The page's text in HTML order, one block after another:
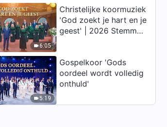
29:33
Uitspraken van Christus
‘Gods werk, Gods gezindheid
en God Zelf III’ (Deel één)
40:07
Uitspraken van Christus
‘Gods werk, Gods gezindheid
en God Zelf III’ (Deel twee)
6:05
Christelijke koormuziek
'God zoekt je hart en je
geest' | 2026 Stemmen
5:19
Gospelkoor 'Gods
oordeel wordt volledig
onthuld'